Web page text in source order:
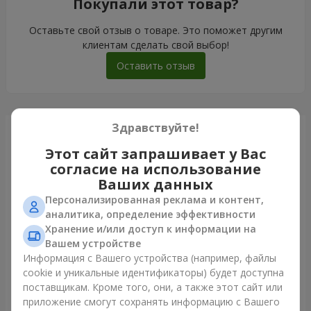
Покупали этот товар?
Оставьте свой отзыв о товаре. Это поможет другим
клиентам сделать свой выбор!
Оставить отзыв
Только что доставили
Букет из 35 красных роз
Здравствуйте!
Этот сайт запрашивает у Вас
согласие на использование
Ваших данных
Персонализированная реклама и контент,
аналитика, определение эффективности
Хранение и/или доступ к информации на
Вашем устройстве
Информация с Вашего устройства (например, файлы
cookie и уникальные идентификаторы) будет доступна
поставщикам. Кроме того, они, а также этот сайт или
приложение смогут сохранять информацию с Вашего